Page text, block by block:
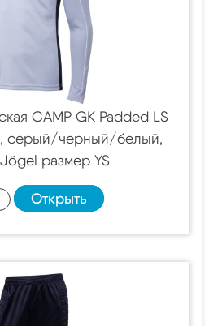
CAMP GK Padded LS
серый/черный/белый,
размер YS
Открыть